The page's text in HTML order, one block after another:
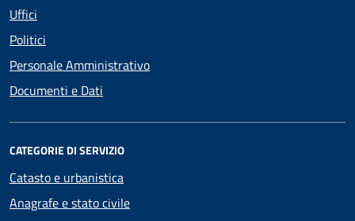
Uffici
Politici
Personale Amministrativo
Documenti e Dati
CATEGORIE DI SERVIZIO
Catasto e urbanistica
Anagrafe e stato civile